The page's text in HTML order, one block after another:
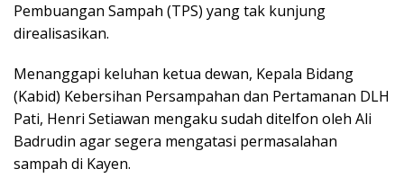
Pembuangan Sampah (TPS) yang tak kunjung
direalisasikan.
Menanggapi keluhan ketua dewan, Kepala Bidang
(Kabid) Kebersihan Persampahan dan Pertamanan DLH
Pati, Henri Setiawan mengaku sudah ditelfon oleh Ali
Badrudin agar segera mengatasi permasalahan
sampah di Kayen.